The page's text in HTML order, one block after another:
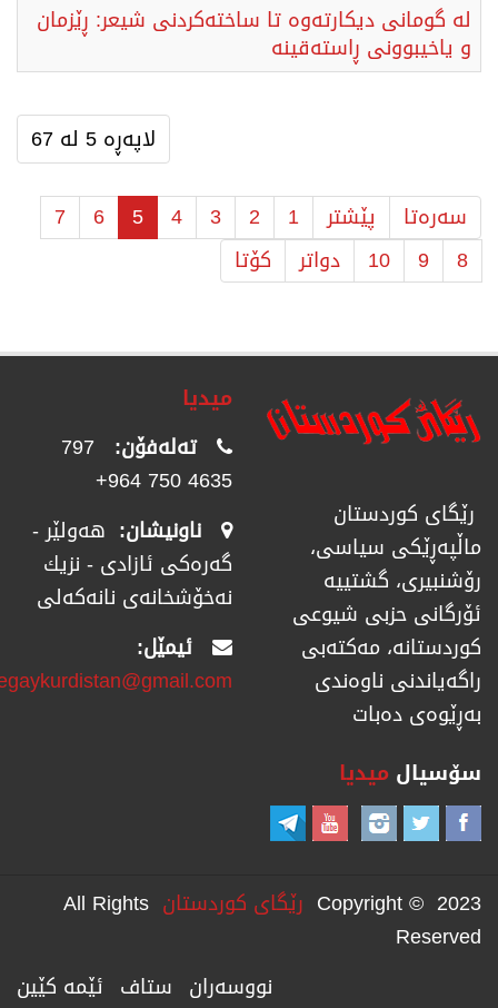
لە گومانی دیکارتەوە تا ساختەکردنی شیعر: ڕێزمان
و یاخیبوونی ڕاستەقینە
لاپەڕە 5 لە 67
سەرەتا پێشتر 1
2
3
4
5
6
7
8
9
10 دواتر كۆتا
رێگای كوردستان
ماڵپەڕێكی سیاسی،
رۆشنبیری، گشتییە
ئۆرگانی حزبی شیوعی
كوردستانە، مەكتەبی
راگەیاندنی ناوەندی
بەڕێوەی دەبات
میدیا
تەلەفۆن: 797
4635 750 964+
ناونیشان: هەولێر -
گەرەکی ئازادی - نزیك
نەخۆشخانەی نانەکەلی
ئیمێل:
سۆسیال میدیا
Copyright © 2023 رێگای كوردستان All Rights
Reserved
ئێمە کێین ستاف نووسەران